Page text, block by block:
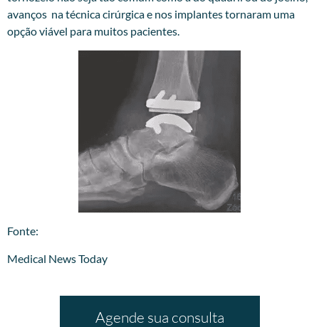
avanços na técnica cirúrgica e nos implantes tornaram uma
opção viável para muitos pacientes.
​Fonte:
Medical News Today
Agende sua consulta